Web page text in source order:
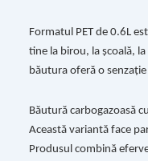
Formatul PET de 0.6L
tine la birou, la școală,
băutura oferă o
Băutură carbogazoasă
Această variantă face
Produsul combină